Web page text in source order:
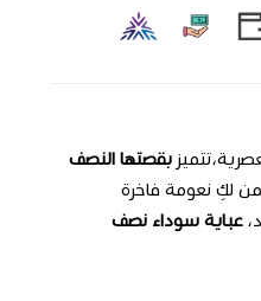
بقصتها النصف
لكِ نعومة فاخرة
عباية سوداء نصف